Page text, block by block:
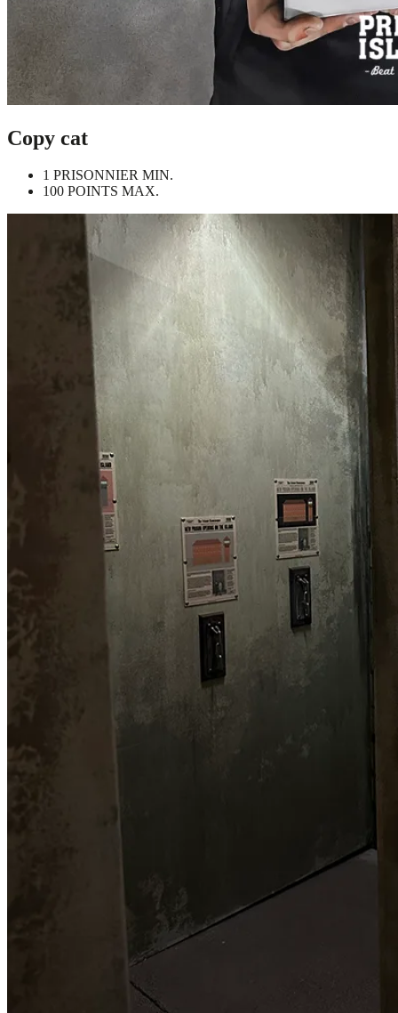
Copy cat
1 PRISONNIER MIN.
100 POINTS MAX.